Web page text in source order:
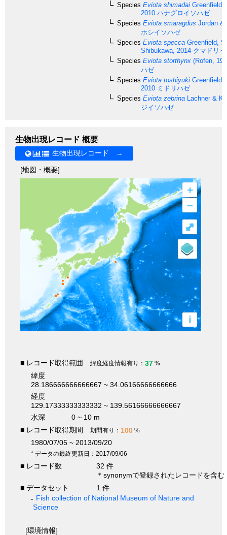
Species Eviota shimadai Greenfield
2010 ハナグロイソハゼ
Species Eviota smaragdus Jordan &
ホシイソハゼ
Species Eviota specca Greenfield,
Shibukawa, 2014 クマドリ
Species Eviota storthynx (Rofen,
ハゼ
Species Eviota toshiyuki Greenfield
2010 ミドリハゼ
Species Eviota zebrina Lachner &
ジイソハゼ
生物出現レコード 概要
生物出現レコード →
[地図・概要]
+
–
i
⤢
■ レコード取得範囲 緯度経度情報有り： 37 %
緯度
28.186666666666667 ~ 34.06166666666666
経度
129.17333333333332 ~ 139.56166666666667
水深
0 ~ 10 m
■ レコード取得期間
期間有り： 100 %
1980/07/05 ~ 2013/09/20
* データの最終更新日：2017/09/06
■ レコード数
32 件
＊synonymで登録されたレコードを含む
■ データセット
1 件
Fish collection of National Museum of Nature and
Science
[環境情報]